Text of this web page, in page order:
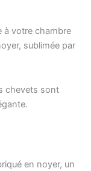
à votre chambre
sublimée par
chevets sont
en noyer, un